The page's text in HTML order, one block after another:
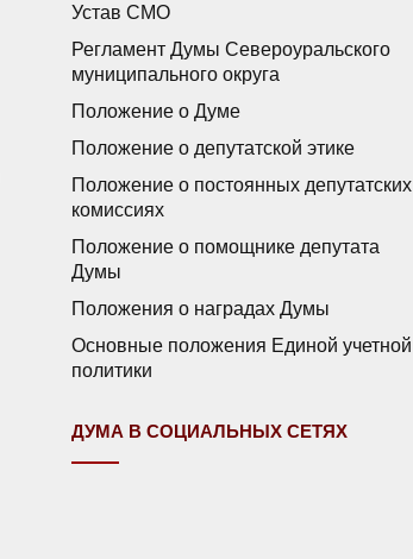
Устав СМО
Регламент Думы Североуральского
муниципального округа
Положение о Думе
Положение о депутатской этике
Положение о постоянных депутатских
комиссиях
Положение о помощнике депутата
Думы
Положения о наградах Думы
Основные положения Единой учетной
политики
ДУМА В СОЦИАЛЬНЫХ СЕТЯХ